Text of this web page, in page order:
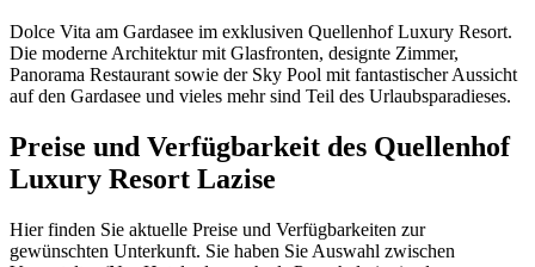
Dolce Vita am Gardasee im exklusiven Quellenhof Luxury Resort.
Die moderne Architektur mit Glasfronten, designte Zimmer,
Panorama Restaurant sowie der Sky Pool mit fantastischer Aussicht
auf den Gardasee und vieles mehr sind Teil des Urlaubsparadieses.
Preise und Verfügbarkeit des Quellenhof
Luxury Resort Lazise
Hier finden Sie aktuelle Preise und Verfügbarkeiten zur
gewünschten Unterkunft. Sie haben Sie Auswahl zwischen